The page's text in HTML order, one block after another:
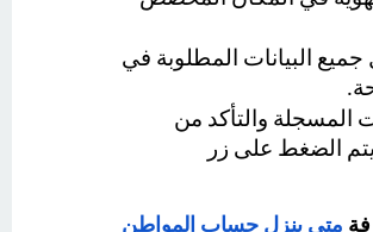
متى ينزل حساب المواطن